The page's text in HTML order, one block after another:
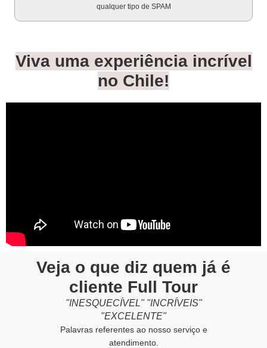
qualquer tipo de SPAM
Viva uma experiência incrível
no Chile!
Veja o que diz quem já é
cliente Full Tour
"INESQUECÍVEL" "INCRÍVEIS"
"EXCELENTE"
Palavras referentes ao nosso serviço e
atendimento.